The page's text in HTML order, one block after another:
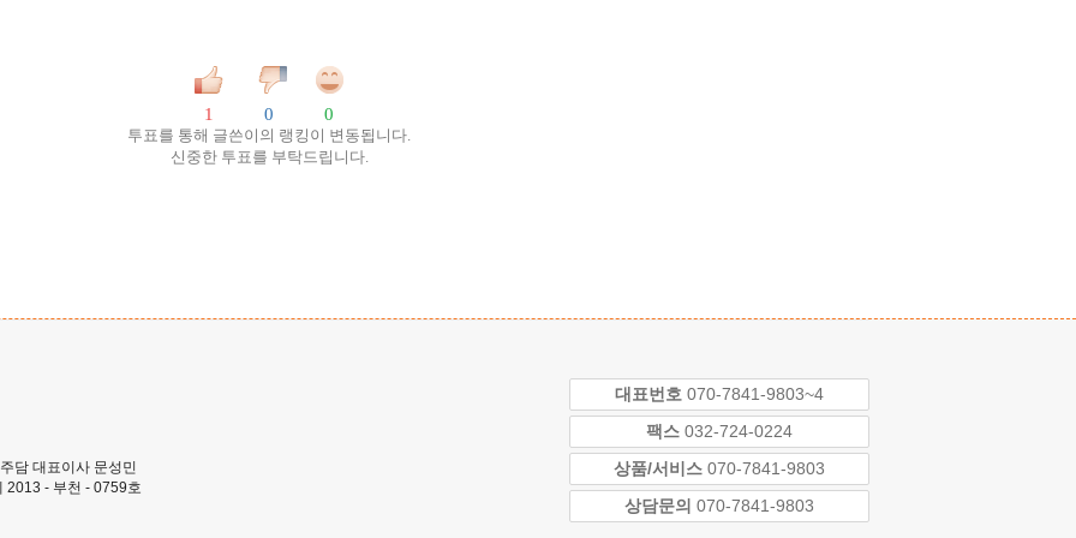
1 0 0
투표를 통해 글쓴이의 랭킹이 변동됩니다.
신중한 투표를 부탁드립니다.
담 대표이사 문성민
2013 - 부천 - 0759호
대표번호 070-7841-9803~4
팩스 032-724-0224
상품/서비스 070-7841-9803
상담문의 070-7841-9803